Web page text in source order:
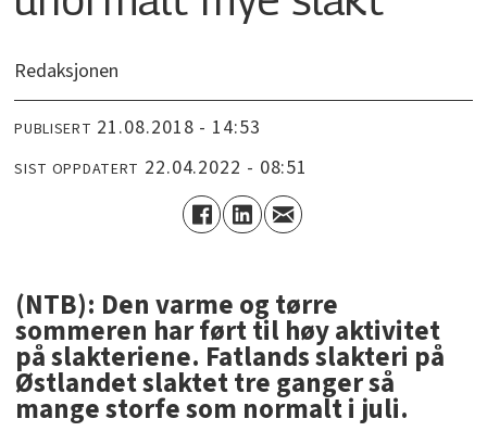
Redaksjonen
PUBLISERT 21.08.2018 - 14:53
SIST OPPDATERT 22.04.2022 - 08:51
(NTB): Den varme og tørre
sommeren har ført til høy aktivitet
på slakteriene. Fatlands slakteri på
Østlandet slaktet tre ganger så
mange storfe som normalt i juli.